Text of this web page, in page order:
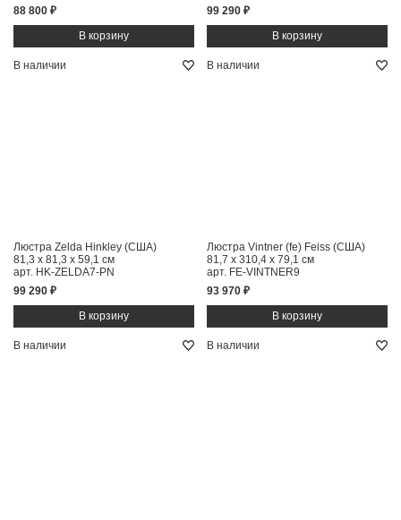
88 800 ₽ 99 290 ₽
В наличии
Люстра Zelda Hinkley (США)
81,3 x 81,3 x 59,1 см
арт. HK-ZELDA7-PN
99 290 ₽
В наличии
Люстра Vintner (fe) Feiss (США)
81,7 x 310,4 x 79,1 см
арт. FE-VINTNER9
93 970 ₽
В наличии В наличии